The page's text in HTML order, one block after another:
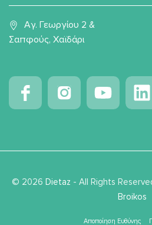
Αγ. Γεωργίου 2 &
Σαπφούς, Χαϊδάρι
© 2026 Dietaz - All Rights
Broikos
Αποποίηση Ευθύνης